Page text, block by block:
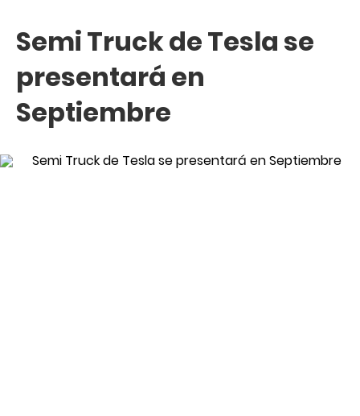
Semi Truck de Tesla se
presentará en
Septiembre